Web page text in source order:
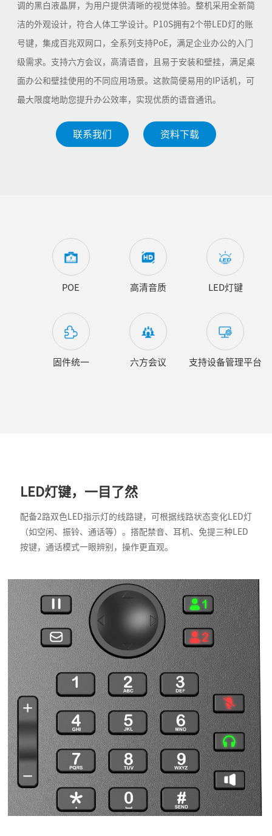
调的黑白液晶屏，为用户提供清晰的视觉体验。整机采用全新简
洁的外观设计，符合人体工学设计。P10S拥有2个带LED灯的账
号键，集成百兆双网口，全系列支持PoE，满足企业办公的入门
级需求。支持六方会议，高清语音，且易于安装和壁挂，满足桌
面办公和壁挂使用的不同应用场景。这款简便易用的IP话机，可
最大限度地助您提升办公效率，实现优质的语音通讯。
联系我们 资料下载
POE 高清音质 LED灯键
固件统一 六方会议 支持设备管理平台
LED灯键，一目了然
配备2路双色LED指示灯的线路键，可根据线路状态变化LED灯
（如空闲、振铃、通话等）。搭配禁音、耳机、免提三种LED
按键，通话模式一眼辨别，操作更直观。